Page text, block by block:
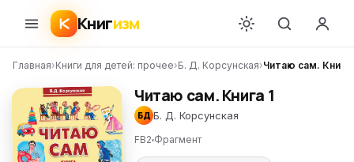
Книгизм
Главная›Книги для детей: прочее›Б. Д. Корсунская›Читаю сам. Книга
Читаю сам. Книга 1
БД Б. Д. Корсунская
FB2 Фрагмент